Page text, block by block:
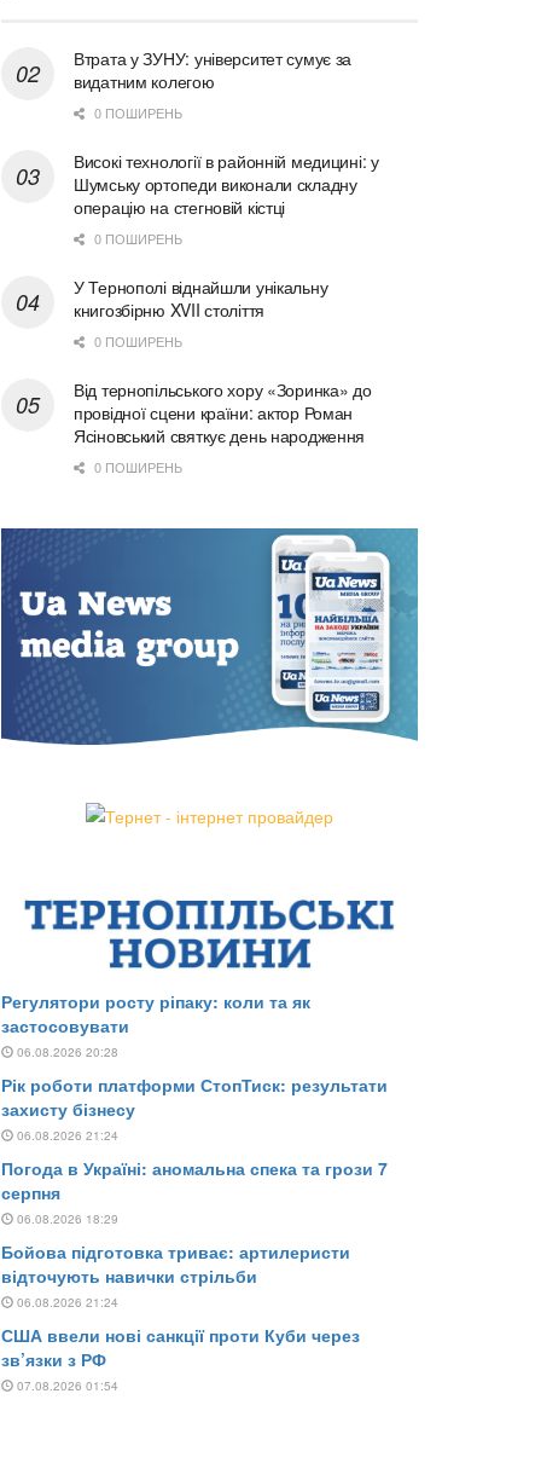
Втрата у ЗУНУ: університет сумує за
видатним колегою
0 ПОШИРЕНЬ
Високі технології в районній медицині: у
Шумську ортопеди виконали складну
операцію на стегновій кістці
0 ПОШИРЕНЬ
У Тернополі віднайшли унікальну
книгозбірню XVII століття
0 ПОШИРЕНЬ
Від тернопільського хору «Зоринка» до
провідної сцени країни: актор Роман
Ясіновський святкує день народження
0 ПОШИРЕНЬ